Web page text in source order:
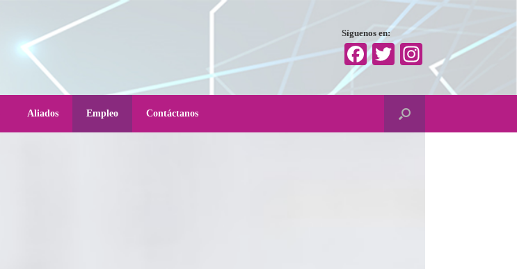
Síguenos en:
Facebook
TwitterInstagram
Aliados Empleo Contáctanos